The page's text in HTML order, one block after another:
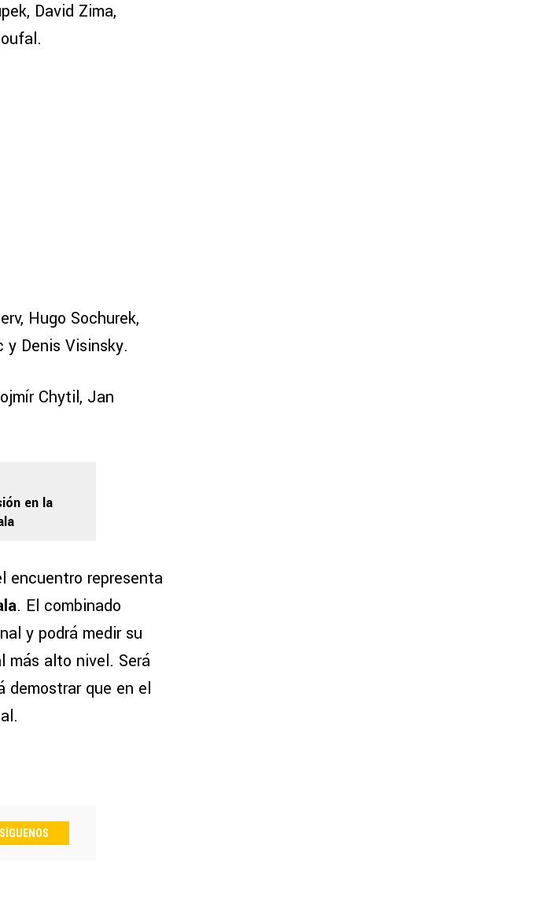
David Zima,
Hugo Sochurek,
y Denis Visinsky.
Chytil, Jan
en la
encuentro representa
. El combinado
y podrá medir su
alto nivel. Será
demostrar que en el
SÍGUENOS